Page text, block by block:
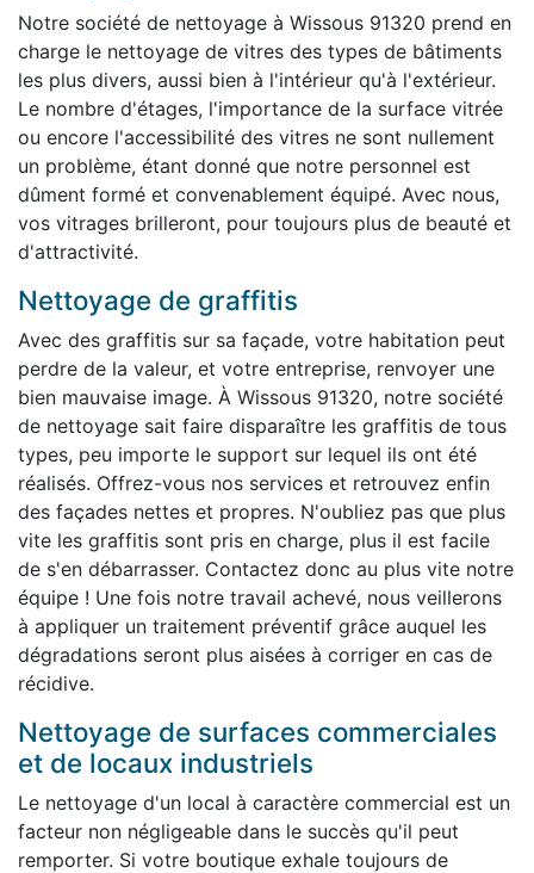
Notre société de nettoyage à Wissous 91320 prend en
charge le nettoyage de vitres des types de bâtiments
les plus divers, aussi bien à l'intérieur qu'à l'extérieur.
Le nombre d'étages, l'importance de la surface vitrée
ou encore l'accessibilité des vitres ne sont nullement
un problème, étant donné que notre personnel est
dûment formé et convenablement équipé. Avec nous,
vos vitrages brilleront, pour toujours plus de beauté et
d'attractivité.
Nettoyage de graffitis
Avec des graffitis sur sa façade, votre habitation peut
perdre de la valeur, et votre entreprise, renvoyer une
bien mauvaise image. À Wissous 91320, notre société
de nettoyage sait faire disparaître les graffitis de tous
types, peu importe le support sur lequel ils ont été
réalisés. Offrez-vous nos services et retrouvez enfin
des façades nettes et propres. N'oubliez pas que plus
vite les graffitis sont pris en charge, plus il est facile
de s'en débarrasser. Contactez donc au plus vite notre
équipe ! Une fois notre travail achevé, nous veillerons
à appliquer un traitement préventif grâce auquel les
dégradations seront plus aisées à corriger en cas de
récidive.
Nettoyage de surfaces commerciales
et de locaux industriels
Le nettoyage d'un local à caractère commercial est un
facteur non négligeable dans le succès qu'il peut
remporter. Si votre boutique exhale toujours de